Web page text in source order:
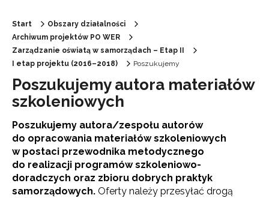
Start
Obszary działalności
Archiwum projektów PO WER
Zarządzanie oświatą w samorządach – Etap II
I etap projektu (2016–2018)
Poszukujemy
Poszukujemy autora materiałów
szkoleniowych
Poszukujemy autora/zespołu autorów
do opracowania materiałów szkoleniowych
w postaci przewodnika metodycznego
do realizacji programów szkoleniowo-
doradczych oraz zbioru dobrych praktyk
samorządowych. Oferty należy przesyłać drogą